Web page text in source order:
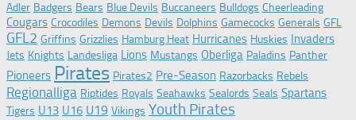
Adler Badgers Bears Blue Devils Buccaneers Bulldogs Cheerleading
Cougars Crocodiles Demons Devils Dolphins Gamecocks Generals GFL
GFL2 Griffins Grizzlies Hamburg Heat Hurricanes Huskies Invaders
Jets Knights Landesliga Lions Mustangs Oberliga Paladins Panther
Pioneers Pirates Pirates2 Pre-Season Razorbacks Rebels
Regionalliga Riptides Royals Seahawks Sealords Seals Spartans
Tigers U13 U16 U19 Vikings Youth Pirates